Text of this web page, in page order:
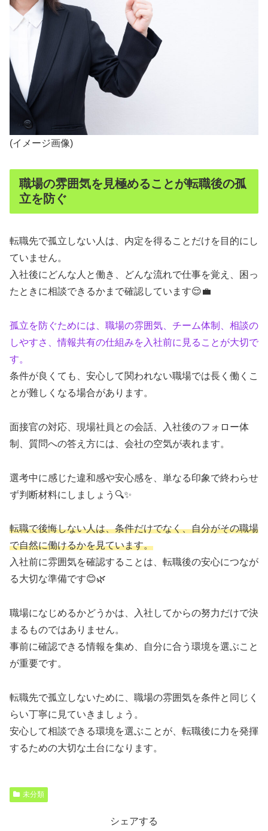
(イメージ画像)
職場の雰囲気を見極めることが転職後の孤
立を防ぐ
転職先で孤立しない人は、内定を得ることだけを目的にし
ていません。
入社後にどんな人と働き、どんな流れで仕事を覚え、困っ
たときに相談できるかまで確認しています😌💼
孤立を防ぐためには、職場の雰囲気、チーム体制、相談の
しやすさ、情報共有の仕組みを入社前に見ることが大切で
す。
条件が良くても、安心して関われない職場では長く働くこ
とが難しくなる場合があります。
面接官の対応、現場社員との会話、入社後のフォロー体
制、質問への答え方には、会社の空気が表れます。
選考中に感じた違和感や安心感を、単なる印象で終わらせ
ず判断材料にしましょう🔍✨
転職で後悔しない人は、条件だけでなく、自分がその職場
で自然に働けるかを見ています。
入社前に雰囲気を確認することは、転職後の安心につなが
る大切な準備です😊🌿
職場になじめるかどうかは、入社してからの努力だけで決
まるものではありません。
事前に確認できる情報を集め、自分に合う環境を選ぶこと
が重要です。
転職先で孤立しないために、職場の雰囲気を条件と同じく
らい丁寧に見ていきましょう。
安心して相談できる環境を選ぶことが、転職後に力を発揮
するための大切な土台になります。
未分類
シェアする